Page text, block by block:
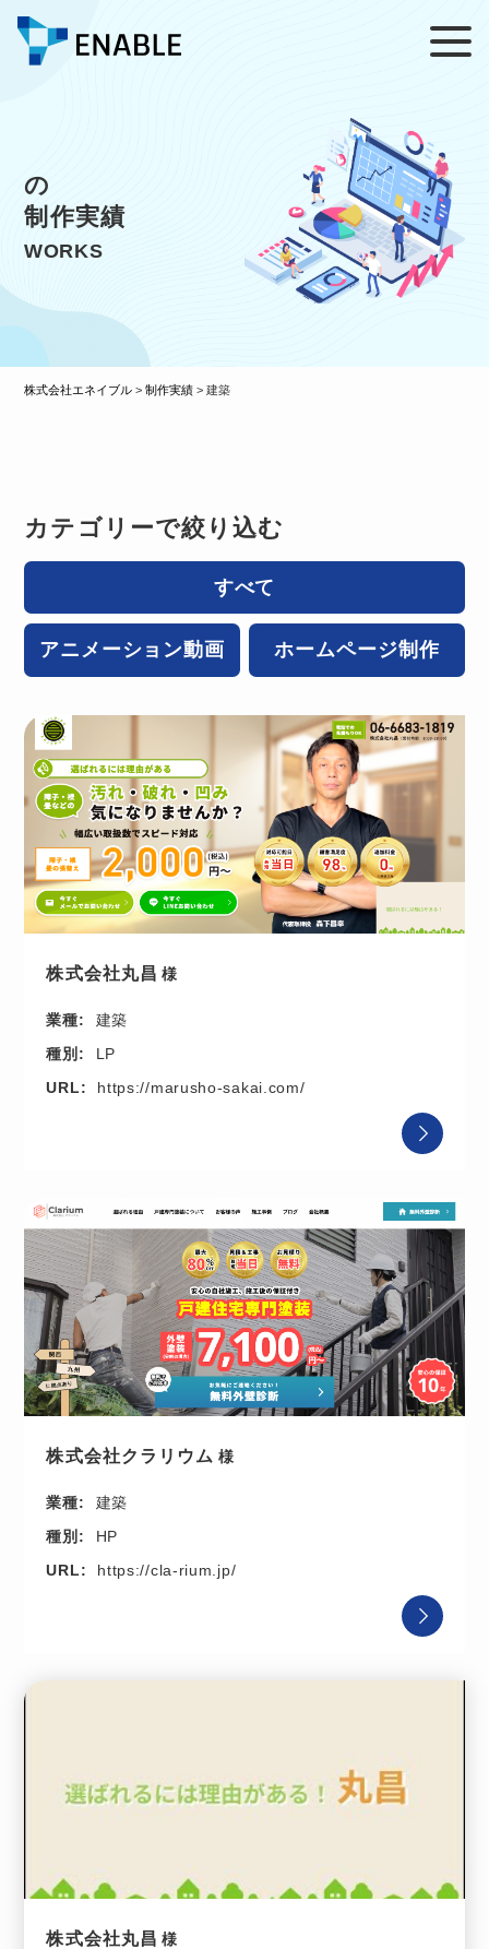
の
制作実績
WORKS
株式会社エネイブル >制作実績 >建築
カテゴリーで絞り込む
すべて
アニメーション動画 ホームページ制作
株式会社丸昌
業種:
建築
種別:
LP
URL:
https://marusho-sakai.com/
株式会社クラリウム
業種:
建築
種別:
HP
URL:
https://cla-rium.jp/
株式会社丸昌